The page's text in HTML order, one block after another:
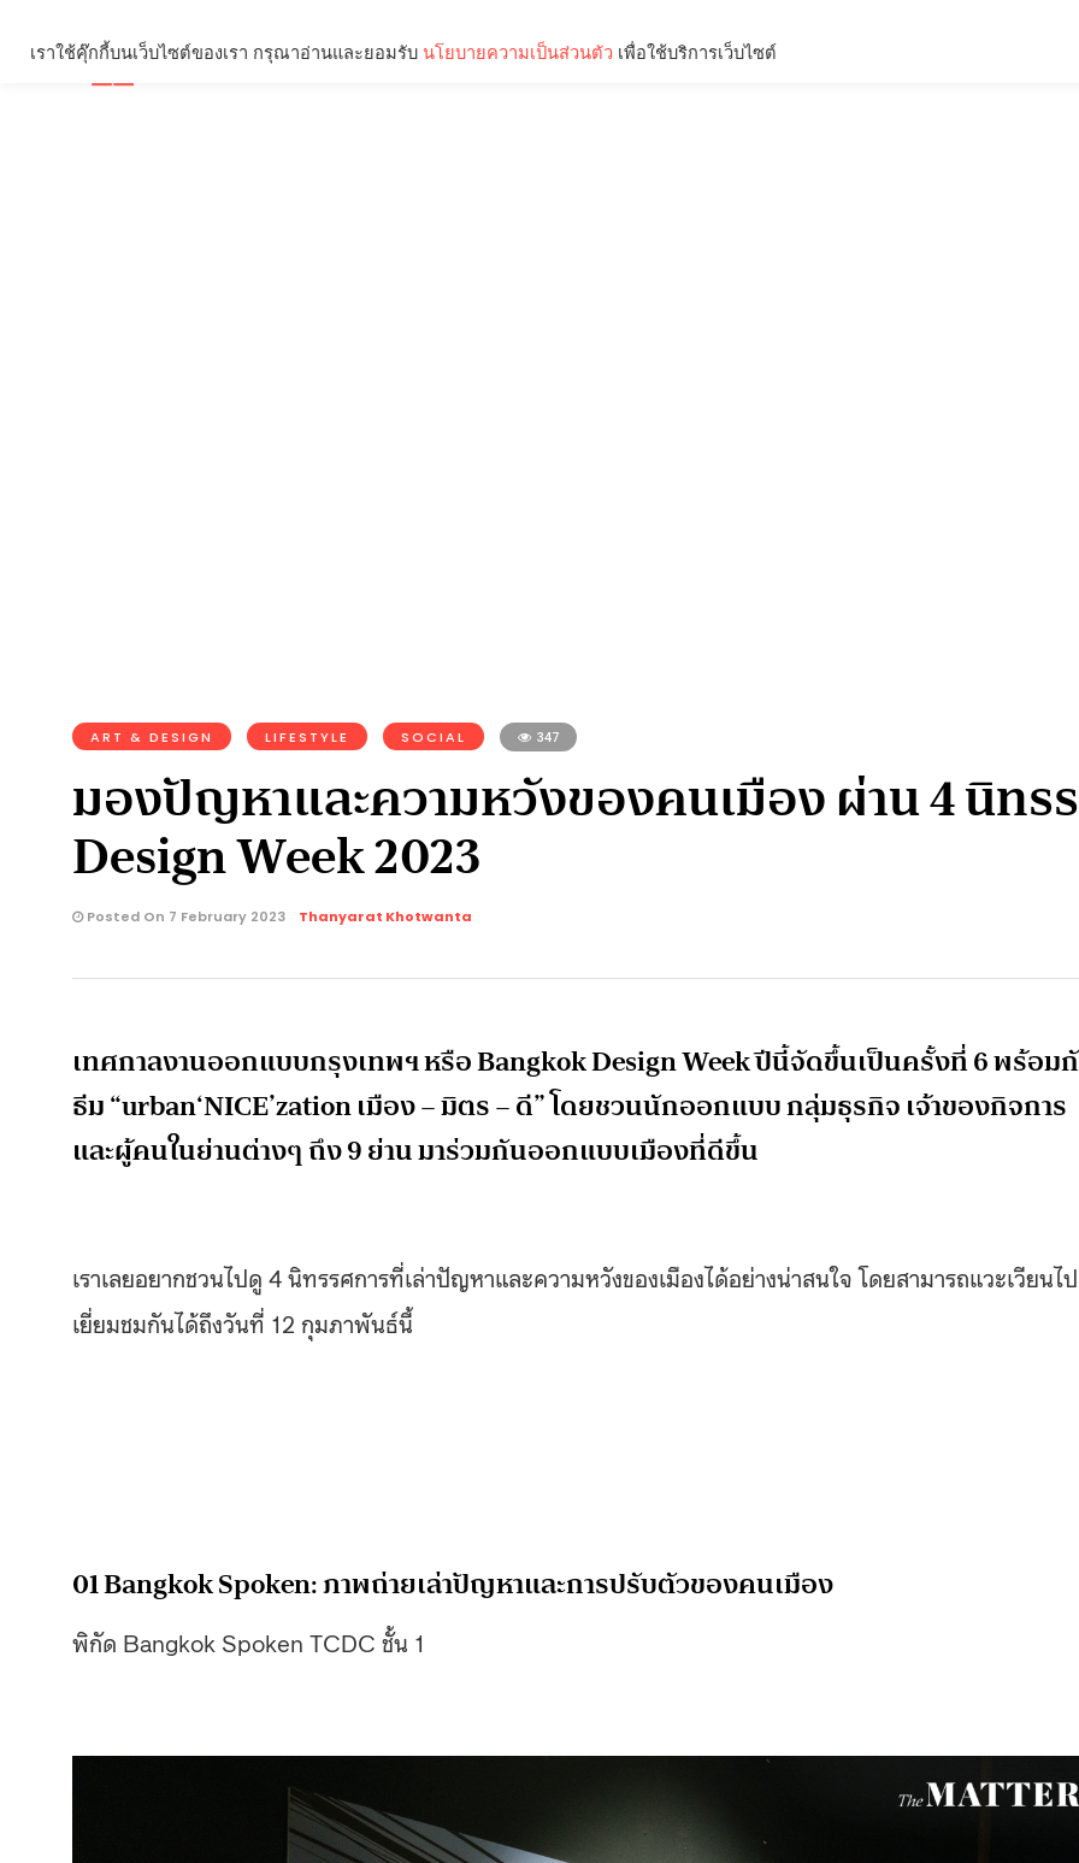
ART & DESIGN LIFESTYLE SOCIAL 347
มองปัญหาและความหวังของคนเมือง ผ่าน 4 นิทร
Design Week 2023
Posted On 7 February 2023 Thanyarat Khotwanta
เทศกาลงานออกแบบกรุงเทพฯ หรือ Bangkok Design Week ปีนี้จัดขึ้นเป็นครั้งที่ 6 พร้อม
ธีม “urban‘NICE’zation เมือง – มิตร – ดี” โดยชวนนักออกแบบ กลุ่มธุรกิจ เจ้าของกิจการ
และผู้คนในย่านต่างๆ ถึง 9 ย่าน มาร่วมกันออกแบบเมืองที่ดีขึ้น
เราเลยอยากชวนไปดู 4 นิทรรศการที่เล่าปัญหาและความหวังของเมืองได้อย่างน่าสนใจ โดยสามารถแวะเวียนไป
เยี่ยมชมกันได้ถึงวันที่ 12 กุมภาพันธ์นี้
01 Bangkok Spoken: ภาพถ่ายเล่าปัญหาและการปรับตัวของคนเมือง
พิกัด Bangkok Spoken TCDC ชั้น 1
เราใช้คุ๊กกี้บนเว็บไซต์ของเรา กรุณาอ่านและยอมรับ นโยบายความเป็นส่วนตัว เพื่อใช้บริการเว็บไซต์